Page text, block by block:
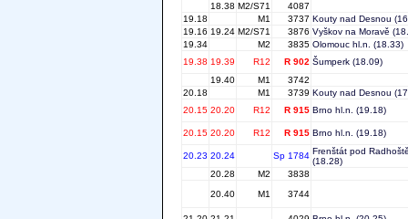
18.38 M2/S71
4087
19.18
M1 3737 Kouty nad Desnou
19.16 19.24 M2/S71 3876 Vyškov na Moravě
19.34
M2 3835 Olomouc hl.n. (18.33)
19.38 19.39 R12 R 902 Šumperk (18.09)
19.40
M1
3742
20.18
M1 3739 Kouty nad Desnou
20.15 20.20 R12 R 915 Brno hl.n. (19.18)
20.15 20.20 R12 R 915 Brno hl.n. (19.18)
20.23 20.24 Sp 1784 Frenštát pod
(18.28)
20.28
M2
3838
20.40
M1 3744